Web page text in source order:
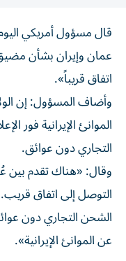
قال مسؤول ‌أمريكي
‌عمان و‌إيران بشأن
اتفاق قريباً».
وأضاف ⁠المسؤول: إن
الموانئ الإيرانية فور
التجاري دون عوائق.
وقال: «هناك ‌تقدم بين
التوصل إلى اتفاق
‌الشحن التجاري دون
عن الموانئ الإيرانية».